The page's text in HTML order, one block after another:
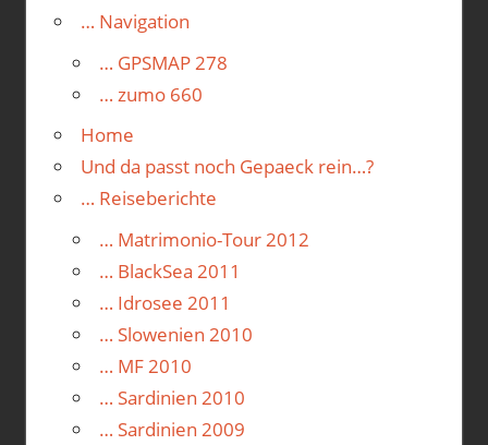
… Navigation
… GPSMAP 278
… zumo 660
Home
Und da passt noch Gepaeck rein…?
… Reiseberichte
… Matrimonio-Tour 2012
… BlackSea 2011
… Idrosee 2011
… Slowenien 2010
… MF 2010
… Sardinien 2010
… Sardinien 2009